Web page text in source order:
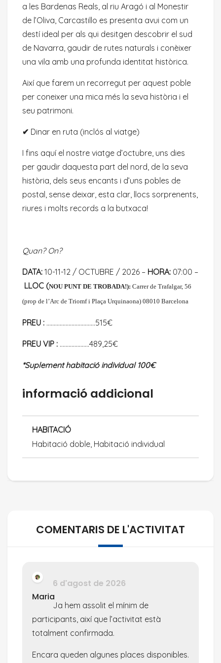
a les Bardenas Reals, al riu Aragó i al Monestir
de l’Oliva, Carcastillo es presenta avui com un
destí ideal per als qui desitgen descobrir el sud
de Navarra, gaudir de rutes naturals i conèixer
una vila amb una profunda identitat històrica.
Així que farem un recorregut per aquest poble
per coneixer una mica més la seva història i el
seu patrimoni.
✔ Dinar en ruta (inclós al viatge)
I fins aquí el nostre viatge d’octubre, uns dies
per gaudir daquesta part del nord, de la seva
història, dels seus encants i d’uns pobles de
postal, sense deixar, esta clar, llocs sorprenents,
riures i molts records a la butxaca!
Quan? On?
DATA: 10-11-12 / OCTUBRE / 2026 – HORA: 07:00 –
LLOC (NOU PUNT DE TROBADA!): Carrer de Trafalgar, 56
(prop de l’Arc de Triomf i Plaça Urquinaona) 08010 Barcelona
PREU : ……………………………515€
PREU VIP : ………………..489,25€
*Suplement habitació individual 100€
informació addicional
HABITACIÓ
Habitació doble, Habitació individual
COMENTARIS DE L'ACTIVITAT
Maria
6 d'agost de 2026
Ja hem assolit el mínim de
participants, així que l’activitat està
totalment confirmada.
Encara queden algunes places disponibles.